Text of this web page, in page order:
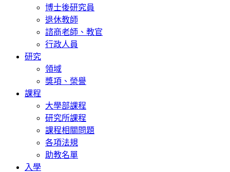
博士後研究員
退休教師
諮商老師、教官
行政人員
研究
領域
獎項、榮譽
課程
大學部課程
研究所課程
課程相關問題
各項法規
助教名單
入學